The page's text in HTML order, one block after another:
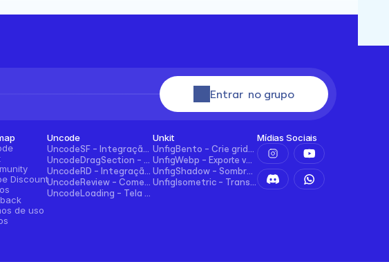
Entrar  no grupo
Discount
de uso
Uncode
Unkit
Mídias Sociais